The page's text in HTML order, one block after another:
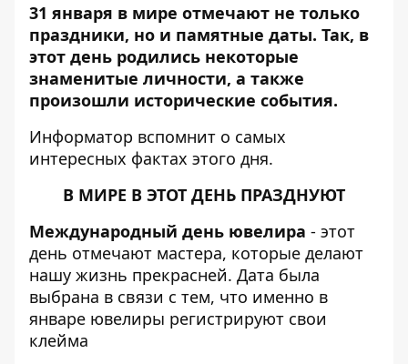
31 января в мире отмечают не только
праздники, но и памятные даты. Так, в
этот день родились некоторые
знаменитые личности, а также
произошли исторические события.
Информатор вспомнит о самых
интересных фактах этого дня.
В МИРЕ В ЭТОТ ДЕНЬ ПРАЗДНУЮТ
Международный день ювелира - этот
день отмечают мастера, которые делают
нашу жизнь прекрасней. Дата была
выбрана в связи с тем, что именно в
январе ювелиры регистрируют свои
клейма